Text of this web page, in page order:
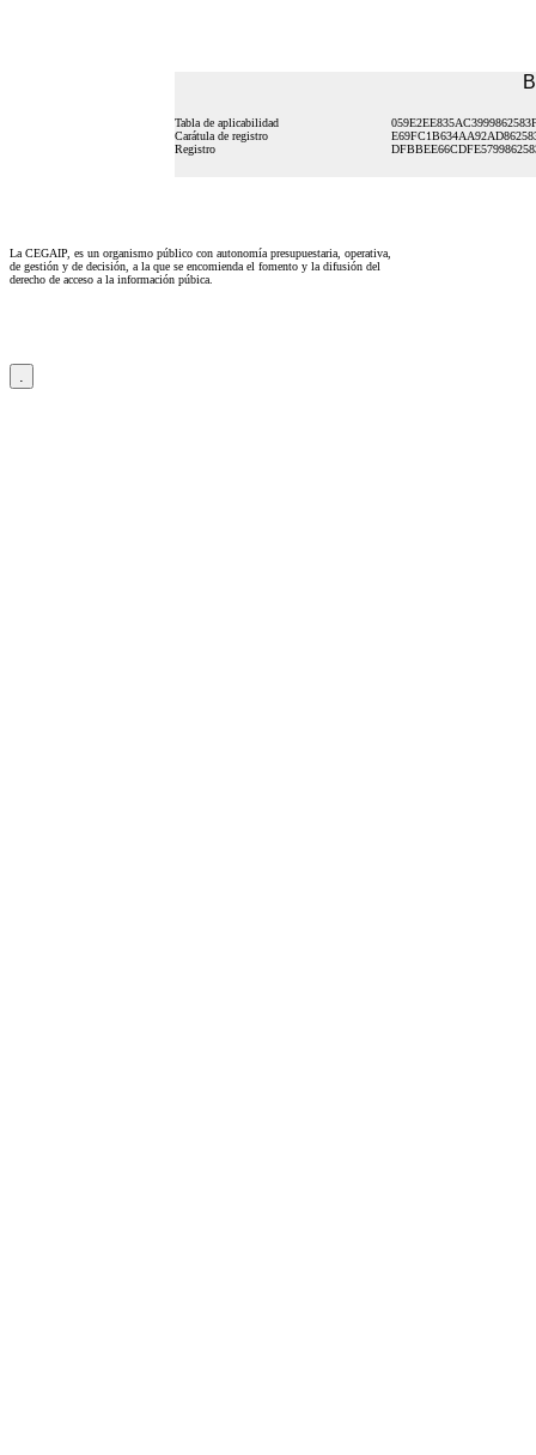
Tabla de aplicabilidad
Carátula de registro
Registro
La CEGAIP, es un organismo público con autonomía presupuestaria, operativa,
de gestión y de decisión, a la que se encomienda el fomento y la difusión del
derecho de acceso a la información púbica.